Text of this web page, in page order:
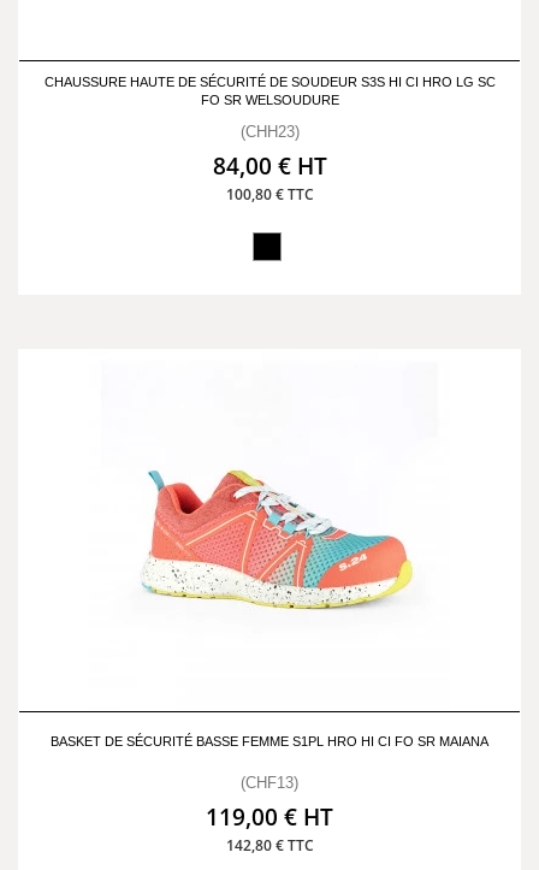
CHAUSSURE HAUTE DE SÉCURITÉ DE SOUDEUR S3S HI CI HRO LG SC
FO SR WELSOUDURE
(CHH23)
84,00 € HT
100,80 € TTC
BASKET DE SÉCURITÉ BASSE FEMME S1PL HRO HI CI FO SR MAIANA
(CHF13)
119,00 € HT
142,80 € TTC